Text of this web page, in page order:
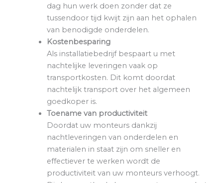
dag hun werk doen zonder dat ze
tussendoor tijd kwijt zijn aan het ophalen
van benodigde onderdelen.
Kostenbesparing
Als installatiebedrijf bespaart u met
nachtelijke leveringen vaak op
transportkosten. Dit komt doordat
nachtelijk transport over het algemeen
goedkoper is.
Toename van productiviteit
Doordat uw monteurs dankzij
nachtleveringen van onderdelen en
materialen in staat zijn om sneller en
effectiever te werken wordt de
productiviteit van uw monteurs verhoogt.